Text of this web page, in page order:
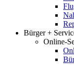
Bürger +
Online-